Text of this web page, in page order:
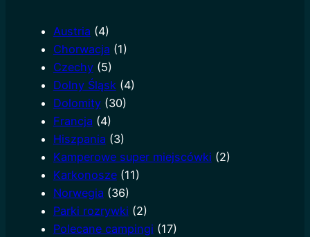
Austria (4)
Chorwacja (1)
Czechy(5)
Dolny Śląsk(4)
Dolomity(30)
Francja (4)
Hiszpania (3)
Kamperowe super miejscówki (2)
Karkonosze(11)
Norwegia (36)
Parki rozrywki (2)
Polecane campingi (17)